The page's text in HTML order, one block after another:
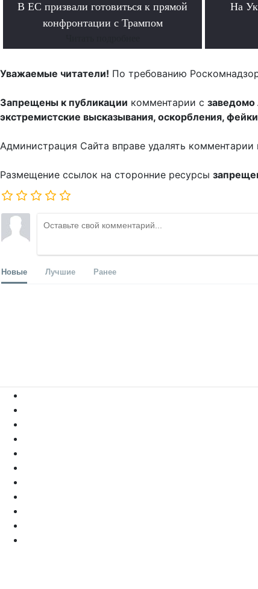
В ЕС призвали готовиться к прямой
конфронтации с Трампом
На
Уважаемые читатели! По требованию
Запрещены к публикации комментарии с
экстремистские высказывания, оскорбления,
Администрация Сайта вправе удалять комментарии
Размещение ссылок на сторонние ресурсы
Новые Лучшие Ранее